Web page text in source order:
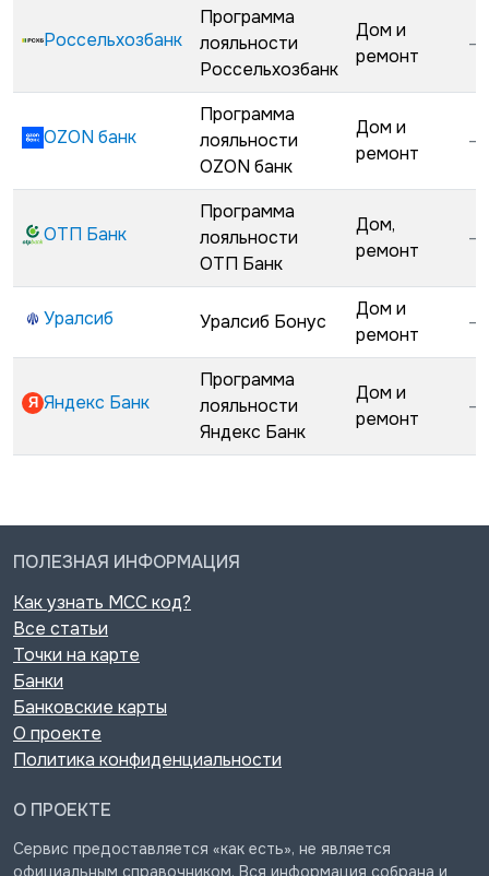
Россельхозбанк
Программа
лояльности
Россельхозбанк
Дом и
ремонт
—
OZON банк
Программа
лояльности
OZON банк
Дом и
ремонт
—
ОТП Банк
Программа
лояльности
ОТП Банк
Дом,
ремонт
—
Уралсиб Уралсиб Бонус
Дом и
ремонт
—
Яндекс Банк
Программа
лояльности
Яндекс Банк
Дом и
ремонт
—
ПОЛЕЗНАЯ ИНФОРМАЦИЯ
Как узнать MCC код?
Все статьи
Точки на карте
Банки
Банковские карты
О проекте
Политика конфиденциальности
О ПРОЕКТЕ
Сервис предоставляется «как есть», не является
официальным справочником. Вся информация собрана и